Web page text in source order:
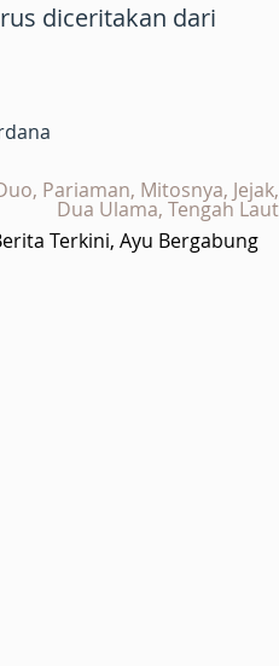
diceritakan dari
Pariaman, Mitosnya, Jejak,
Dua Ulama, Tengah Laut
Terkini, Ayu Bergabung